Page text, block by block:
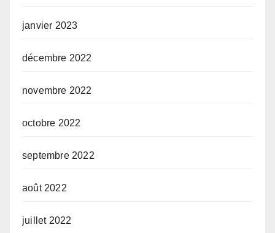
janvier 2023
décembre 2022
novembre 2022
octobre 2022
septembre 2022
août 2022
juillet 2022